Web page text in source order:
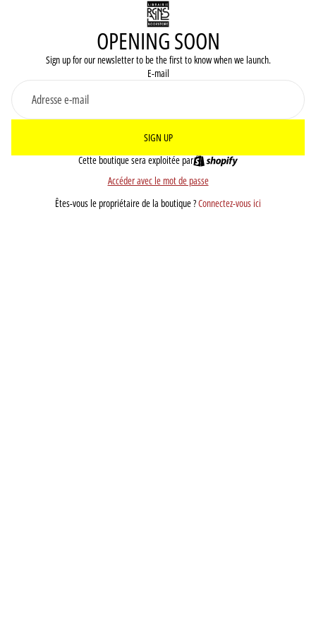
OPENING SOON
Sign up for our newsletter to be the first to know when we launch.
E-mail
SIGN UP
Cette boutique sera exploitée par
Accéder avec le mot de passe
Êtes-vous le propriétaire de la boutique ?Connectez-vous ici